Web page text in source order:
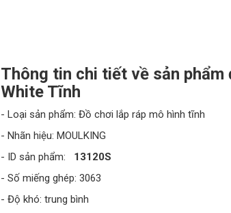
Thông tin chi tiết về sản phẩm
White Tĩnh
- Loại sản phẩm: Đồ chơi lắp ráp mô hình tĩnh
- Nhãn hiệu: MOULKING
- ID sản phẩm:
13120S
- Số miếng ghép: 3063
- Độ khó: trung bình